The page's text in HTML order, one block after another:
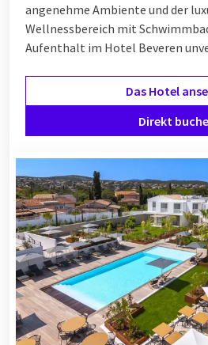
angenehme Ambiente und der
Wellnessbereich mit
Aufenthalt im Hotel Beveren
Das Hotel
Direkt